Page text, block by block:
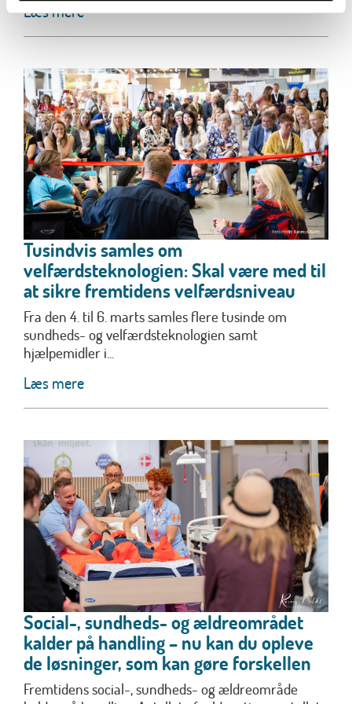
Læs mere
Tusindvis samles om
velfærdsteknologien: Skal være med til
at sikre fremtidens velfærdsniveau
Fra den 4. til 6. marts samles flere tusinde om
sundheds- og velfærdsteknologien samt
hjælpemidler i...
Læs mere
Social-, sundheds- og ældreområdet
kalder på handling – nu kan du opleve
de løsninger, som kan gøre forskellen
Fremtidens social-, sundheds- og ældreområde